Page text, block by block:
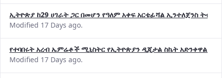
ኢትዮጵያ ከ29 ሀገራት ጋር በመሆን የዓለም አቀፍ አርቴፊሻል ኢንተለጀንስ
Modified 17 Days ago.
የተባበሩት አረብ ኤምሬቶች ሚኒስትር የኢትዮጵያን ዲጂታል ስኬት አድንቀዋል
Modified 17 Days ago.